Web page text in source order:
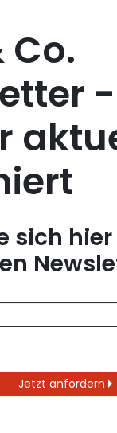
Co.
-
sich
Jetzt anfordern